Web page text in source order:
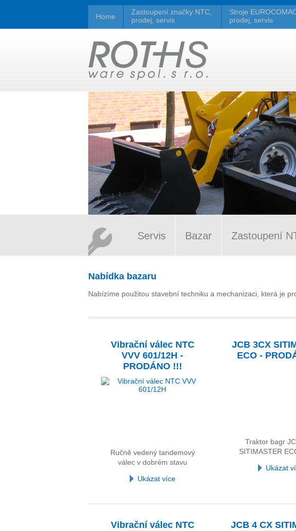
Home
Zastoupení značky NTC,
prodej, servis
Stroje
prodej, servis
Servis Bazar Zastoupení
Nabídka bazaru
Nabízíme použitou stavební techniku a mechanizaci, která je
Vibrační válec NTC
VVV 601/12H -
PRODÁNO !!!
Ručně vedený tandemový
válec v dobrém stavu
Ukázat více
JCB 3CX
ECO -
Traktor bagr
SITIMASTER
Ukázat
Vibrační válec NTC
JCB 4 CX